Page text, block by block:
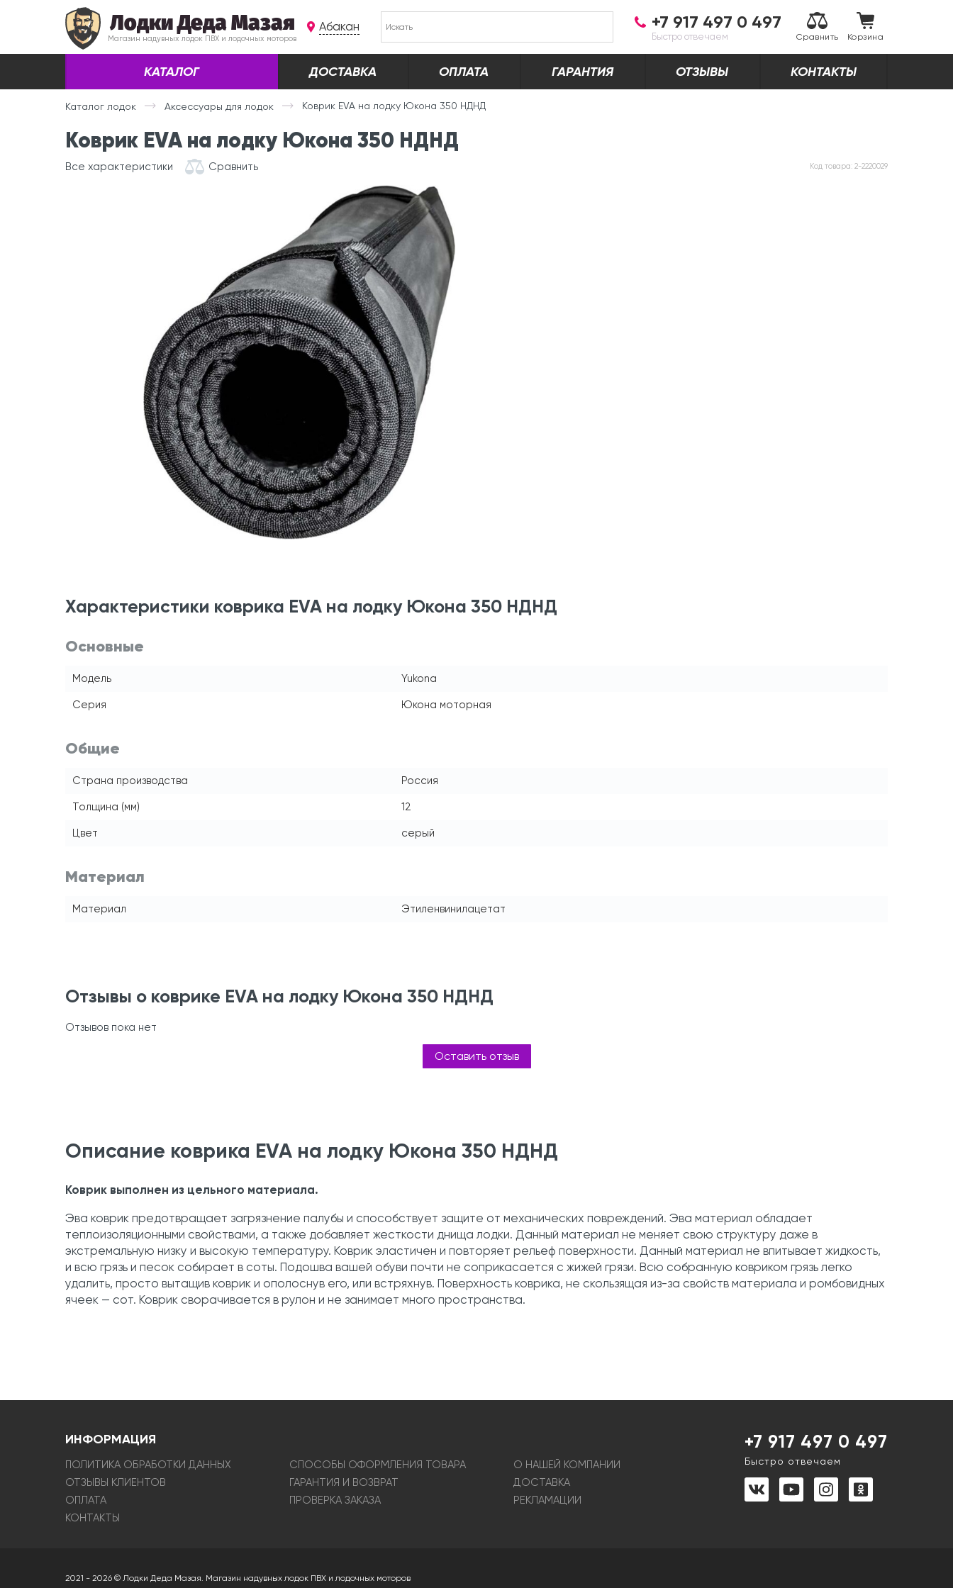
Лодки Деда Мазая
Магазин надувных лодок ПВХ и лодочных моторов
Абакан +7 917 497 0 497
Быстро отвечаем Сравнить Корзина
КАТАЛОГ ДОСТАВКА ОПЛАТА ГАРАНТИЯ ОТЗЫВЫ КОНТАКТЫ
Каталог лодок Аксессуары для лодок Коврик EVA на лодку Юкона 350 НДНД
Коврик EVA на лодку Юкона 350 НДНД
Все характеристики Сравнить Код товара: 2-2220029
Характеристики коврика EVA на лодку Юкона 350 НДНД
Основные
Модель Yukona
Серия Юкона моторная
Общие
Страна производства Россия
Толщина (мм) 12
Цвет серый
Материал
Материал Этиленвинилацетат
Отзывы о коврике EVA на лодку Юкона 350 НДНД
Отзывов пока нет
Оставить отзыв
Описание коврика EVA на лодку Юкона 350 НДНД
Коврик выполнен из цельного материала.
Эва коврик предотвращает загрязнение палубы и способствует защите от механических повреждений. Эва материал обладает
теплоизоляционными свойствами, а также добавляет жесткости днища лодки. Данный материал не меняет свою структуру даже в
экстремальную низку и высокую температуру. Коврик эластичен и повторяет рельеф поверхности. Данный материал не впитывает жидкость,
и всю грязь и песок собирает в соты. Подошва вашей обуви почти не соприкасается с жижей грязи. Всю собранную ковриком грязь легко
удалить, просто вытащив коврик и ополоснув его, или встряхнув. Поверхность коврика, не скользящая из-за свойств материала и ромбовидных
ячеек — сот. Коврик сворачивается в рулон и не занимает много пространства.
ИНФОРМАЦИЯ
ПОЛИТИКА ОБРАБОТКИ ДАННЫХ СПОСОБЫ ОФОРМЛЕНИЯ ТОВАРА
О НАШЕЙ КОМПАНИИ
ОТЗЫВЫ КЛИЕНТОВ
ГАРАНТИЯ И ВОЗВРАТ
ДОСТАВКА
ОПЛАТА
ПРОВЕРКА ЗАКАЗА
РЕКЛАМАЦИИ
КОНТАКТЫ
+7 917 497 0 497
Быстро отвечаем
2021 - 2026 © Лодки Деда Мазая. Магазин надувных лодок ПВХ и лодочных моторов